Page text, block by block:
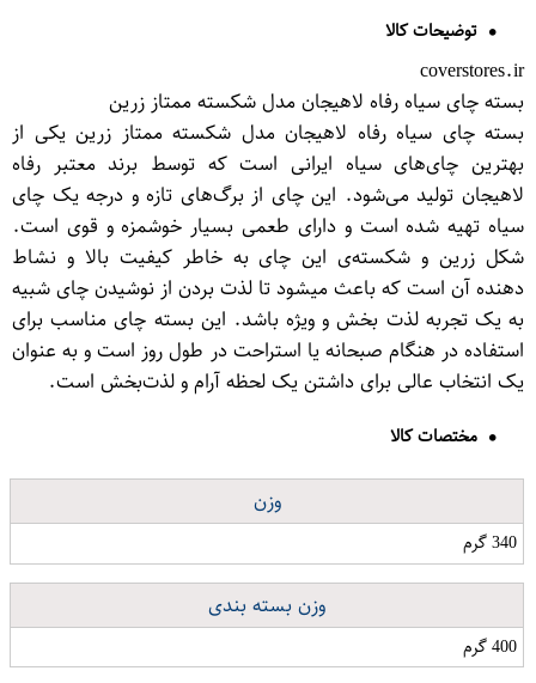
توضیحات کالا
coverstores.ir
بسته چای سیاه رفاه لاهیجان مدل شکسته ممتاز زرین
بسته چای سیاه رفاه لاهیجان مدل شکسته ممتاز زرین یکی از
بهترین چای‌های سیاه ایرانی است که توسط برند معتبر رفاه
لاهیجان تولید می‌شود. این چای از برگ‌های تازه و درجه یک چای
سیاه تهیه شده است و دارای طعمی بسیار خوشمزه و قوی است.
شکل زرین و شکسته‌ی این چای به خاطر کیفیت بالا و نشاط
دهنده آن است که باعث میشود تا لذت بردن از نوشیدن چای شبیه
به یک تجربه لذت بخش و ویژه باشد. این بسته چای مناسب برای
استفاده در هنگام صبحانه یا استراحت در طول روز است و به عنوان
یک انتخاب عالی برای داشتن یک لحظه آرام و لذت‌بخش است.
مختصات کالا
وزن
340 گرم
وزن بسته بندی
400 گرم